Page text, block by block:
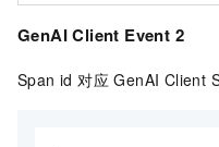
GenAI Client Event 2
Span id 对应 GenAI Client